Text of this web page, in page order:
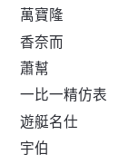
萬寶隆
香奈而
蕭幫
一比一精仿表
遊艇名仕
宇伯